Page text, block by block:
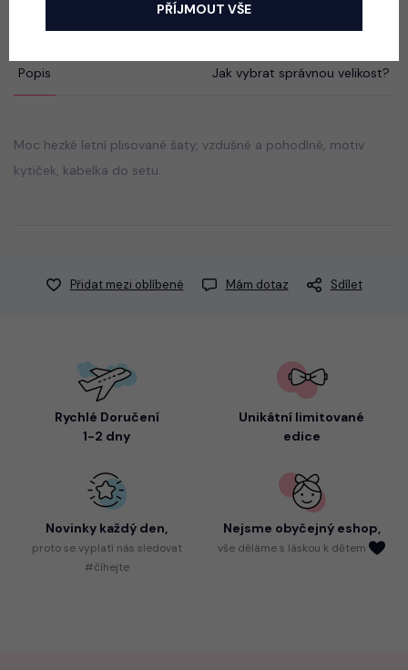
Popis Jak vybrat správnou velikost?
Moc hezké letní plisované šaty, vzdušné a pohodlné, motiv
kytiček, kabelka do setu.
Přidat mezi oblíbené Mám dotaz Sdílet
Rychlé Doručení
1-2 dny
Unikátní limitované
edice
Novinky každý den,
protose vyplatí nás sledovat
#číhejte
Nejsme obyčejný eshop,
vše děláme s láskou k dětem
PŘÍJMOUT VŠE